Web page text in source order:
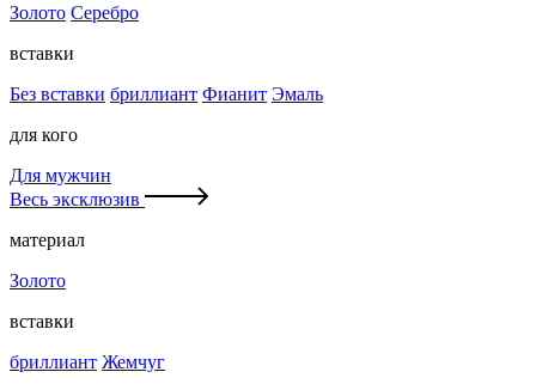
Золото Серебро
вставки
Без вставки бриллиант Фианит Эмаль
для кого
Для мужчин
Весь эксклюзив
материал
Золото
вставки
бриллиант Жемчуг